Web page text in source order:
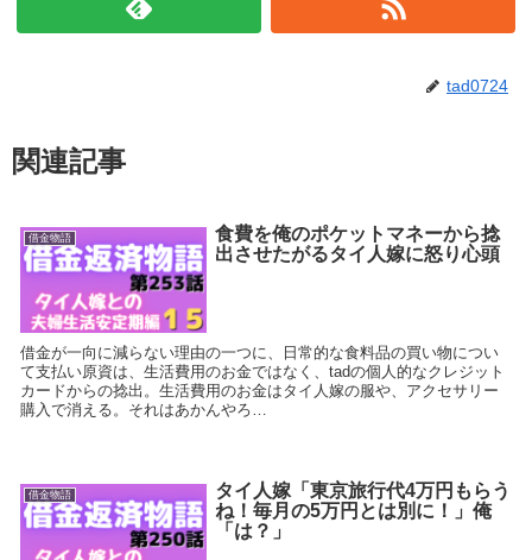
tad0724
関連記事
借金物語
食費を俺のポケットマネーから捻
出させたがるタイ人嫁に怒り心頭
借金が一向に減らない理由の一つに、日常的な食料品の買い物につい
て支払い原資は、生活費用のお金ではなく、tadの個人的なクレジット
カードからの捻出。生活費用のお金はタイ人嫁の服や、アクセサリー
購入で消える。それはあかんやろ…
借金物語
タイ人嫁「東京旅行代4万円もらう
ね！毎月の5万円とは別に！」俺
「は？」